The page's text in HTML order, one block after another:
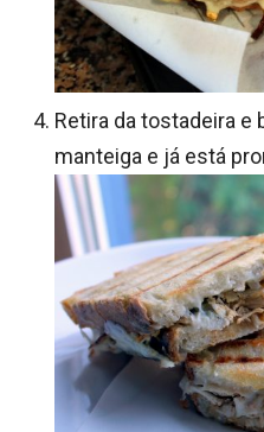
Retira da tostadeira e
manteiga e já está